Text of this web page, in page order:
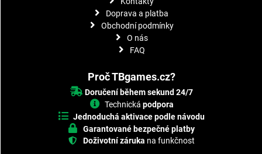
Doprava a platba
Obchodní podmínky
O nás
FAQ
Proč TBgames.cz?
Doručení během sekund 24/7
Technická podpora
Jednoduchá aktivace podle návodu
Garantované bezpečné platby
Doživotní záruka na funkčnost